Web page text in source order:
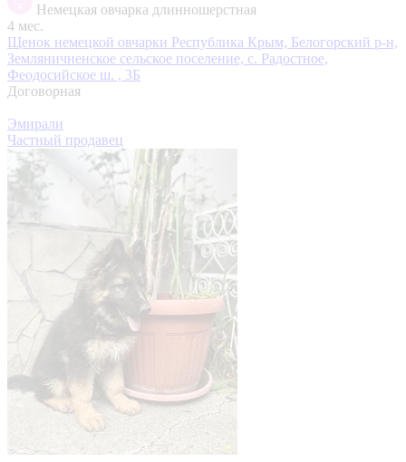
Немецкая овчарка длинношерстная
4 мес.
Щенок немецкой овчарки Республика Крым, Белогорский р-н,
Земляничненское сельское поселение, с. Радостное,
Феодосийское ш. , 3Б
Договорная
Эмирали
Частный продавец